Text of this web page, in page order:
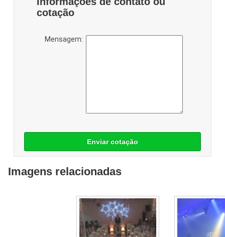
cotação
Mensagem:
Enviar cotação
Imagens relacionadas